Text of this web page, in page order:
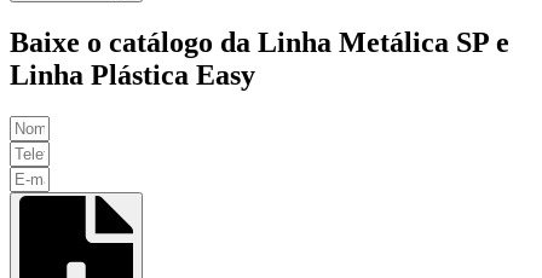
Baixe o catálogo da Linha Metálica SP e
Linha Plástica Easy